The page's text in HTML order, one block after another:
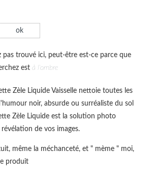
pas trouvé ici, peut-être est-ce parce que
est à l'ombre
Zèle Liquide Vaisselle nettoie toutes les
noir, absurde ou surréaliste du sol
Zèle Liquide est la solution photo
de vos images.
même la méchanceté, et " mème " moi,
produit